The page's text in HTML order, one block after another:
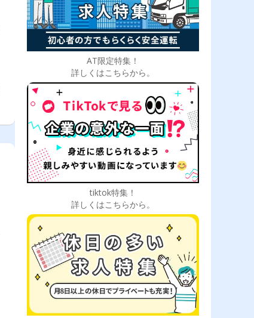
AT限定特集！
詳しくはこちらから。
tiktok特集！
詳しくはこちらから。